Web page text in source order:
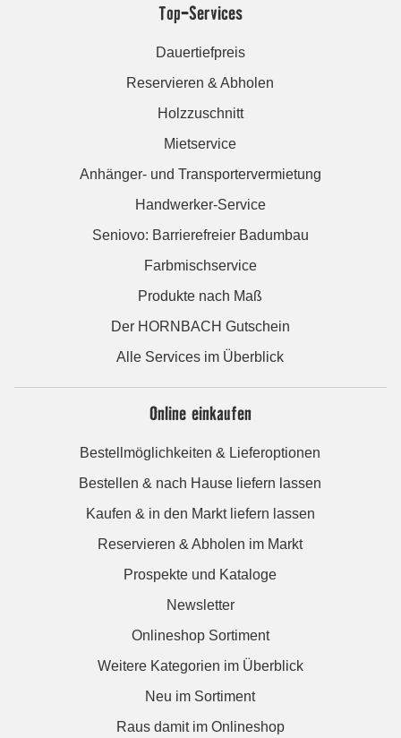
Top-Services
Dauertiefpreis
Reservieren & Abholen
Holzzuschnitt
Mietservice
Anhänger- und Transportervermietung
Handwerker-Service
Seniovo: Barrierefreier Badumbau
Farbmischservice
Produkte nach Maß
Der HORNBACH Gutschein
Alle Services im Überblick
Online einkaufen
Bestellmöglichkeiten & Lieferoptionen
Bestellen & nach Hause liefern lassen
Kaufen & in den Markt liefern lassen
Reservieren & Abholen im Markt
Prospekte und Kataloge
Newsletter
Onlineshop Sortiment
Weitere Kategorien im Überblick
Neu im Sortiment
Raus damit im Onlineshop